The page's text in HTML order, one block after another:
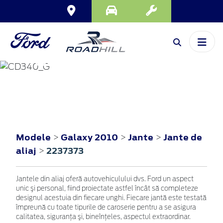
GALAXY
Modele > Galaxy 2010 > Jante > Jante de
aliaj > 2237373
Jantele din aliaj oferă autovehiculului dvs. Ford un aspect
unic şi personal, fiind proiectate astfel încât să completeze
designul acestuia din fiecare unghi. Fiecare jantă este testată
împreună cu toate tipurile de caroserie pentru a se asigura
calitatea, siguranţa şi, bineînţeles, aspectul extraordinar.